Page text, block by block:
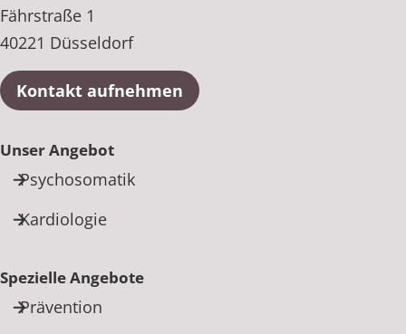
Fährstraße 1
40221 Düsseldorf
Kontakt aufnehmen
Unser Angebot
Psychosomatik
Kardiologie
Spezielle Angebote
Prävention